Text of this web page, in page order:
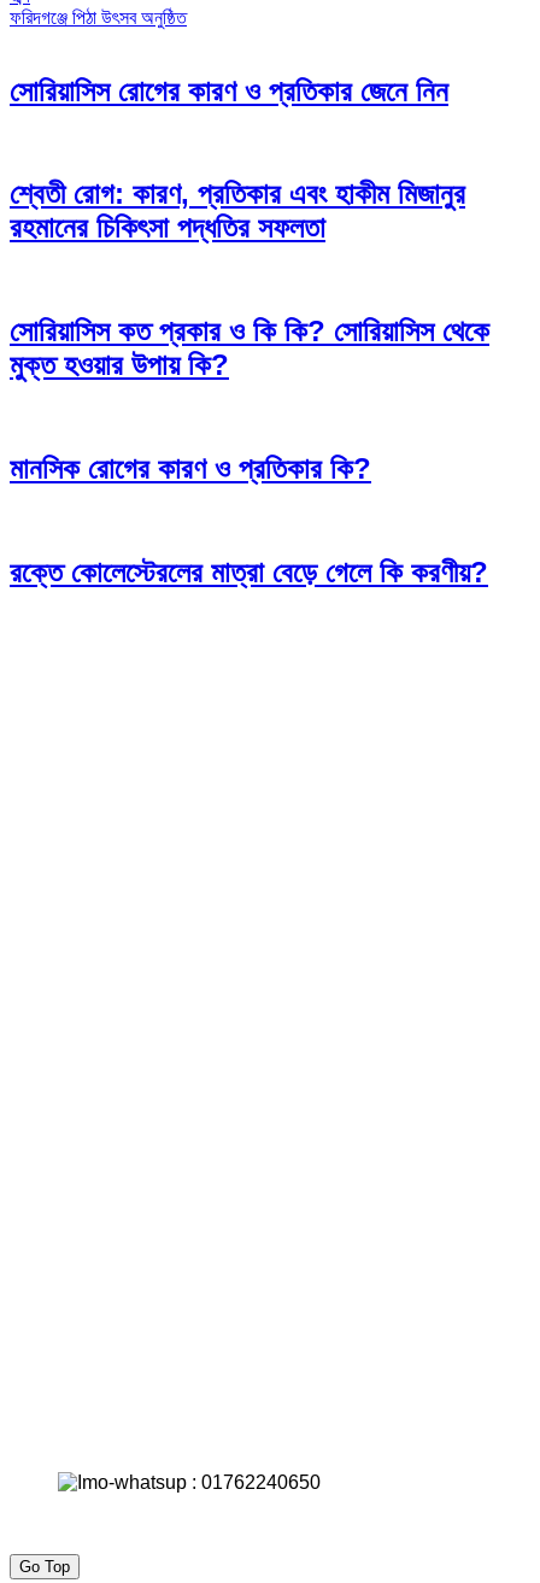
navigation
ফরিদগঞ্জে পিঠা উৎসব অনুষ্ঠিত
সোরিয়াসিস রোগের কারণ ও প্রতিকার জেনে নিন
শ্বেতী রোগ: কারণ, প্রতিকার এবং হাকীম মিজানুর
রহমানের চিকিৎসা পদ্ধতির সফলতা
সোরিয়াসিস কত প্রকার ও কি কি? সোরিয়াসিস থেকে
মুক্ত হওয়ার উপায় কি?
মানসিক রোগের কারণ ও প্রতিকার কি?
রক্তে কোলেস্টেরলের মাত্রা বেড়ে গেলে কি করণীয়?
Go Top